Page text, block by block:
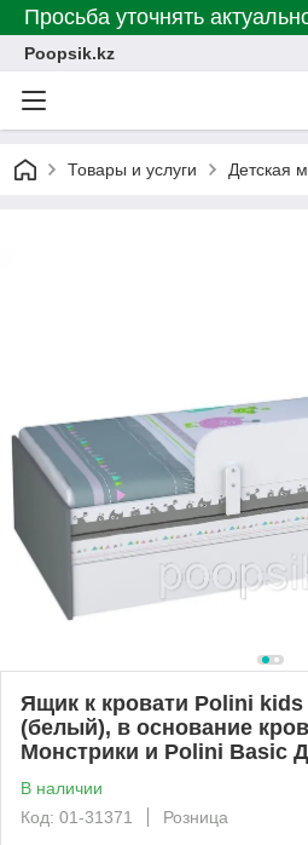
Просьба уточнять
Poopsik.kz
Товары и услуги Детская
Ящик к кровати Polini kids
(белый), в основание
Монстрики и Polini Basic Д
В наличии
Код: 01-31371
Розница